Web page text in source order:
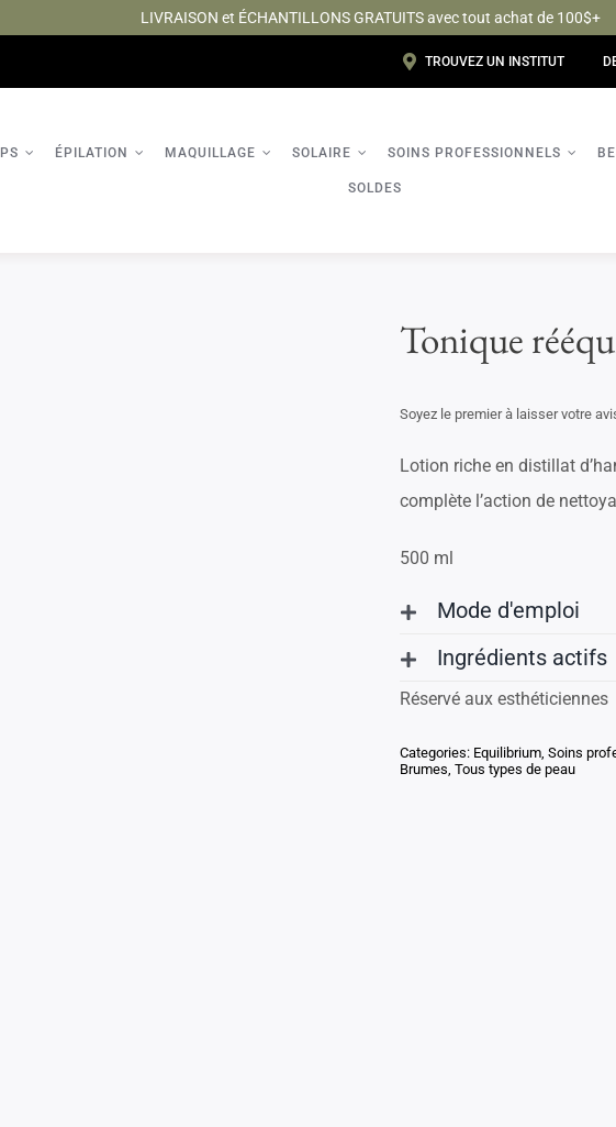
LIVRAISON et ÉCHANTILLONS GRATUITS avec tout achat de 100$+
TROUVEZ UN INSTITUT
ÉPILATION MAQUILLAGE SOLAIRE SOINS PROFESSIONNELS
SOLDES
Tonique
Soyez le premier à laisser votre
Lotion riche en distillat
complète l’action de
500 ml
Mode d'emploi
Ingrédients actifs
Réservé aux esthéticiennes
Categories: Equilibrium, Soins
Brumes, Tous types de peau